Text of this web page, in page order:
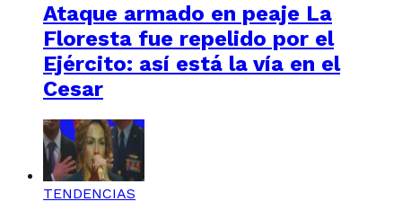
Ataque armado en peaje La
Floresta fue repelido por el
Ejército: así está la vía en el
Cesar
TENDENCIAS